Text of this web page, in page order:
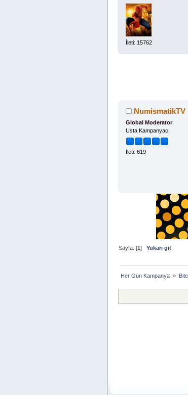
İleti: 15762
NumismatikTV
Global Moderator
Usta Kampanyacı
İleti: 619
Sayfa: [1]Yukarı git
Her Gün Kampanya »